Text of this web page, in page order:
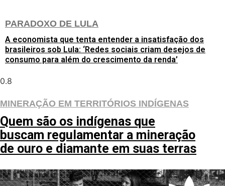
PARADOXO DE LULA
A economista que tenta entender a insatisfação dos
brasileiros sob Lula: ‘Redes sociais criam desejos de
consumo para além do crescimento da renda’
MINERAÇÃO EM TERRITÓRIOS INDÍGENAS
Quem são os indígenas que
buscam regulamentar a mineração
de ouro e diamante em suas terras